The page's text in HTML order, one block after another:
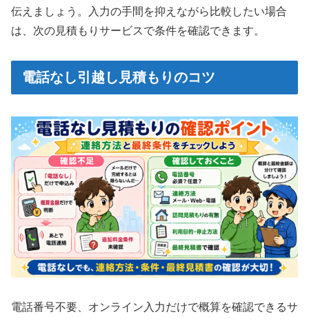
伝えましょう。入力の手間を抑えながら比較したい場合
は、次の見積もりサービスで条件を確認できます。
電話なし引越し見積もりのコツ
電話番号不要、オンライン入力だけで概算を確認できるサ